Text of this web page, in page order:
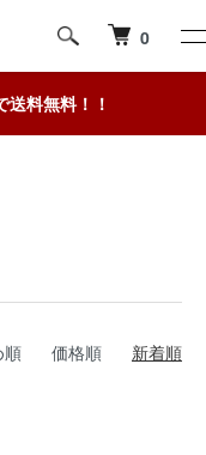
0
料無料！！
順 価格順 新着順